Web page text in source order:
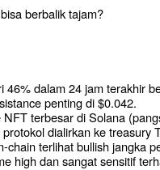
berbalik tajam?
46% dalam 24 jam terakhir
penting di $0.042.
terbesar di Solana
dialirkan ke treasury
chain terlihat bullish jangka
high dan sangat sensitif